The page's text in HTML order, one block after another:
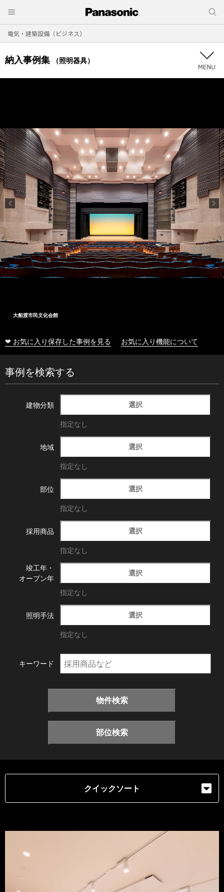
電気・建築設備（ビジネス）
納入事例集 （照明器具）
大船渡市民文化会館
❤ お気に入り保存した事例を見る お気に入り機能について
事例を検索する
建物分類 選択
指定なし
地域 選択
指定なし
部位 選択
指定なし
採用商品 選択
指定なし
竣工年・
オープン年
選択
指定なし
照明手法 選択
指定なし
キーワード
物件検索
部位検索
クイックソート